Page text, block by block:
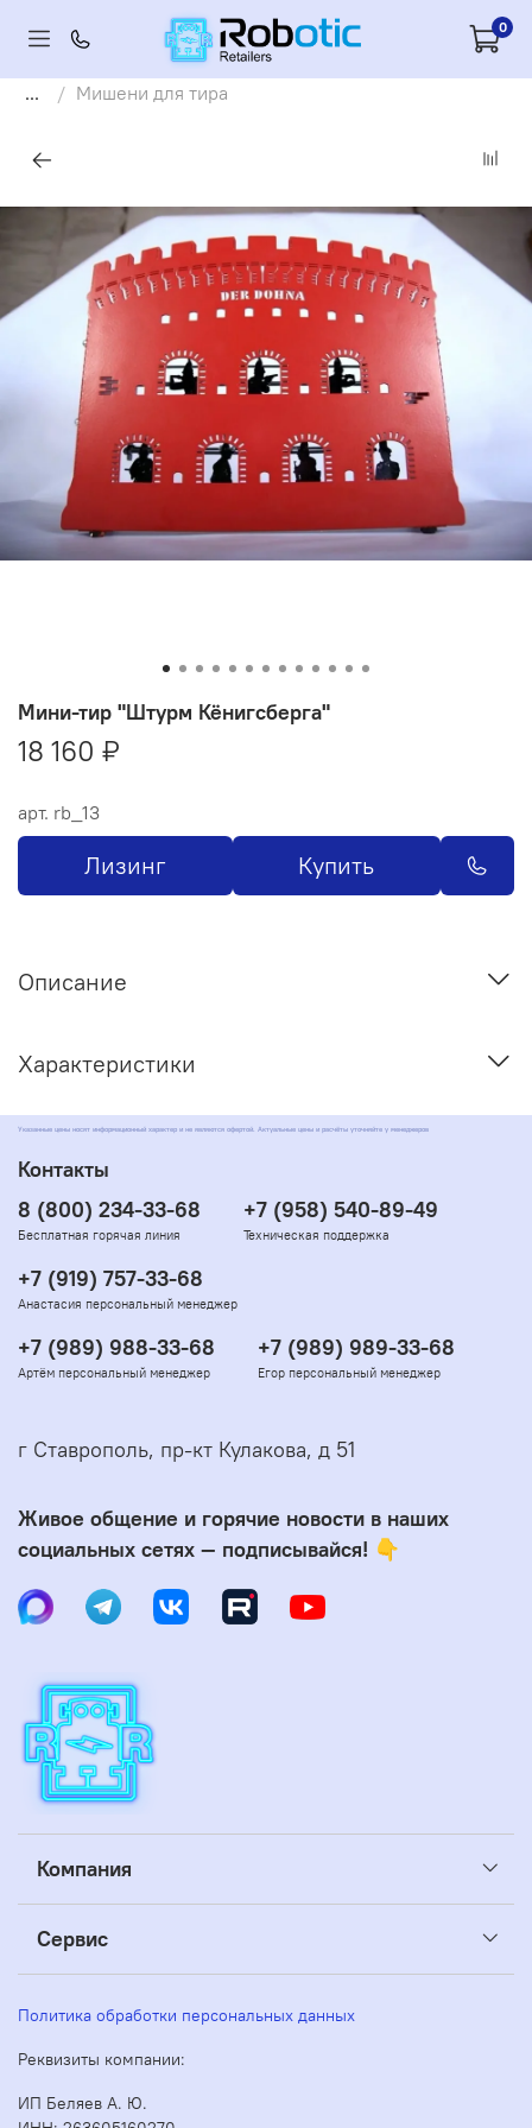
0
... Мишени для тира
арт. rb_13
Мини-тир "Штурм Кёнигсберга"
18 160 ₽
Лизинг Купить
Описание
Характеристики
Указанные цены носят информационный характер и не являются офертой. Актуальные цены и расчёты уточняйте у менеджеров
Компания
Сервис
Контакты
8 (800) 234-33-68
Бесплатная горячая линия
+7 (958) 540-89-49
Техническая поддержка
+7 (919) 757-33-68
Анастасия персональный менеджер
+7 (989) 988-33-68
Артём персональный менеджер
+7 (989) 989-33-68
Егор персональный менеджер
г Ставрополь, пр-кт Кулакова, д 51
Живое общение и горячие новости в наших
социальных сетях — подписывайся! 👇
Политика обработки персональных данных
Реквизиты компании:
ИП Беляев А. Ю.